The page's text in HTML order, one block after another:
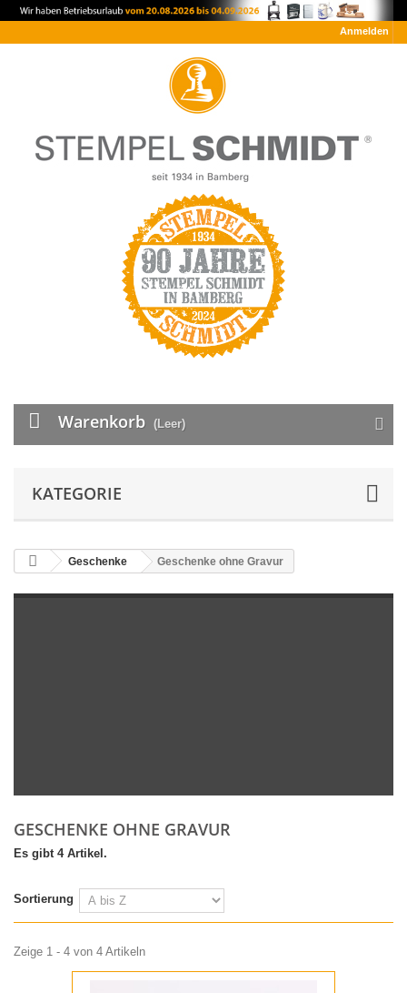
Anmelden
Warenkorb (Leer)
KATEGORIE
Geschenke Geschenke ohne Gravur
GESCHENKE OHNE GRAVUR
Es gibt 4 Artikel.
Sortierung
Zeige 1 - 4 von 4 Artikeln